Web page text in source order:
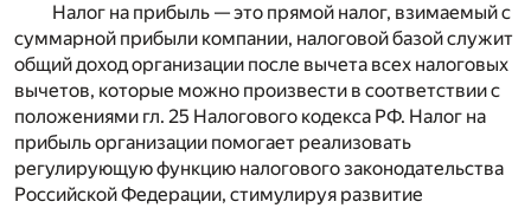
Налог на прибыль — это прямой налог, взимаемый с
суммарной прибыли компании, налоговой базой служит
общий доход организации после вычета всех налоговых
вычетов, которые можно произвести в соответствии с
положениями гл. 25 Налогового кодекса РФ. Налог на
прибыль организации помогает реализовать
регулирующую функцию налогового законодательства
Российской Федерации, стимулируя развитие